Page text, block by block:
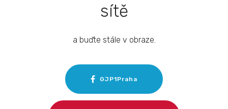
sítě
a buďte stále v obraze.
GJP1Praha